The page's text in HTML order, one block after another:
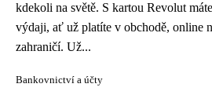
kdekoli na světě. S kartou Revolut
výdaji, ať už platíte v obchodě, online
zahraničí. Už...
Bankovnictví a účty